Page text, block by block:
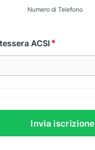
Numero di Telefono
ACSI*
Invia iscrizione